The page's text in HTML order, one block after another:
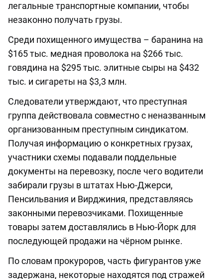
легальные транспортные компании, чтобы
незаконно получать грузы.
Среди похищенного имущества – баранина на
$165 тыс. медная проволока на $266 тыс.
говядина на $295 тыс. элитные сыры на $432
тыс. и сигареты на $3,3 млн.
Следователи утверждают, что преступная
группа действовала совместно с неназванным
организованным преступным синдикатом.
Получая информацию о конкретных грузах,
участники схемы подавали поддельные
документы на перевозку, после чего водители
забирали грузы в штатах Нью-Джерси,
Пенсильвания и Вирджиния, представляясь
законными перевозчиками. Похищенные
товары затем доставлялись в Нью-Йорк для
последующей продажи на чёрном рынке.
По словам прокуроров, часть фигурантов уже
задержана, некоторые находятся под стражей